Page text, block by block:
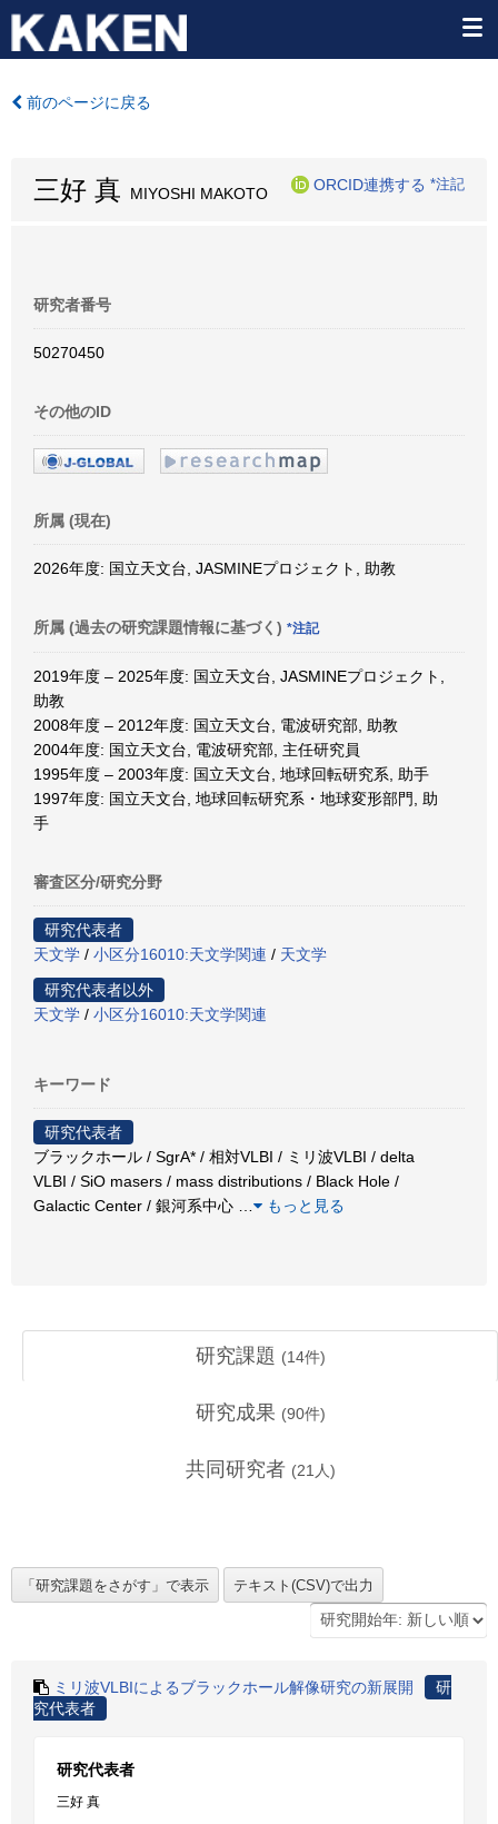
前のページに戻る
三好 真 MIYOSHI MAKOTO
ORCID連携する *注記
研究者番号
50270450
その他のID
所属 (現在)
2026年度: 国立天文台, JASMINEプロジェクト, 助教
所属 (過去の研究課題情報に基づく) *注記
2019年度 – 2025年度: 国立天文台, JASMINEプロジェクト,
助教
2008年度 – 2012年度: 国立天文台, 電波研究部, 助教
2004年度: 国立天文台, 電波研究部, 主任研究員
1995年度 – 2003年度: 国立天文台, 地球回転研究系, 助手
1997年度: 国立天文台, 地球回転研究系・地球変形部門, 助
手
審査区分/研究分野
研究代表者
天文学 / 小区分16010:天文学関連 / 天文学
研究代表者以外
天文学 / 小区分16010:天文学関連
キーワード
研究代表者
ブラックホール / SgrA* / 相対VLBI / ミリ波VLBI / delta
VLBI / SiO masers / mass distributions / Black Hole /
Galactic Center / 銀河系中心
もっと見る
研究課題 (14件)
研究成果 (90件)
共同研究者 (21 人)
ミリ波VLBIによるブラックホール解像研究の新展開
研
究代表者
研究代表者
三好 真